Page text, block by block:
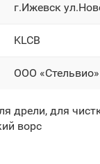
г.Ижевск
KLCB
OOO «Стельвио»
дрели, для
ворс